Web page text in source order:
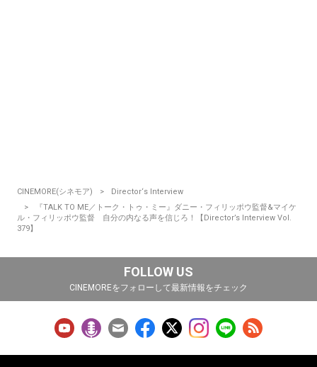
CINEMORE(シネモア)
Director‘s Interview
『TALK TO ME／トーク・トゥ・ミー』ダニー・フィリッポウ監督&マイケ
ル・フィリッポウ監督 自分の内なる声を信じろ！【Director’s Interview Vol.
379】
FOLLOW US
CINEMOREをフォローして最新情報をチェック